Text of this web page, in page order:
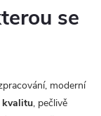
se
moderní
kvalitu, pečlivě